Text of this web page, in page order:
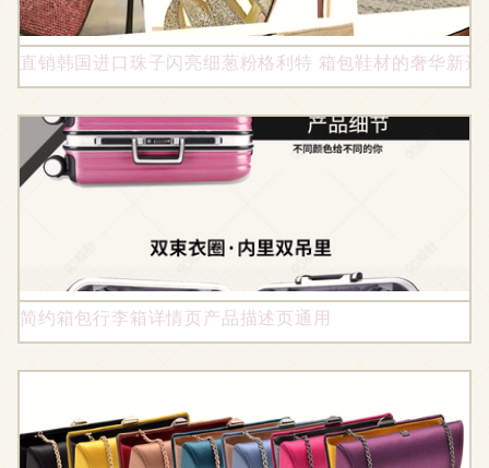
直销韩国进口珠子闪亮细葱粉格利特 箱包鞋材的奢华新选
简约箱包行李箱详情页产品描述页通用